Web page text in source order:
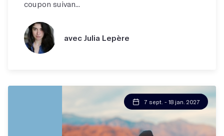
coupon suivan...
avec Julia Lepère
7 sept. - 18 jan. 2027